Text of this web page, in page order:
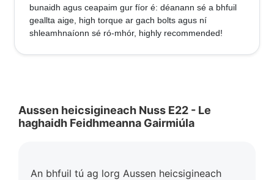
bunaidh agus ceapaim gur fíor é: déanann sé a bhfuil
geallta aige, high torque ar gach bolts agus ní
shleamhnaíonn sé ró-mhór, highly recommended!
Aussen heicsigineach Nuss E22 - Le
haghaidh Feidhmeanna Gairmiúla
An bhfuil tú ag lorg Aussen heicsigineach